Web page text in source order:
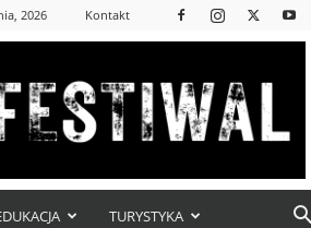
2026 Kontakt
TURYSTYKA